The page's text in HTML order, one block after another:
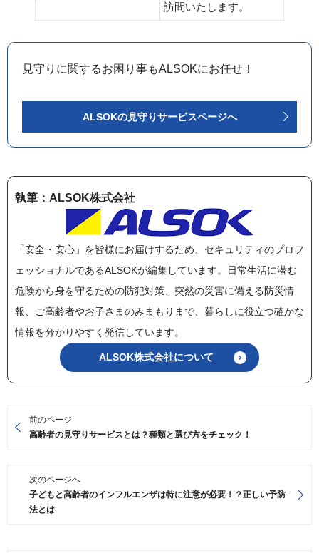
訪問いたします。
見守りに関するお困り事もALSOKにお任せ！
ALSOKの見守りサービスページへ
執筆：ALSOK株式会社
「安全・安心」を皆様にお届けするため、セキュリティのプロフ
ェッショナルであるALSOKが編集しています。日常生活に潜む
危険から身を守るための防犯対策、突然の災害に備える防災情
報、ご高齢者やお子さまのみまもりまで、暮らしに役立つ確かな
情報を分かりやすく発信しています。
ALSOK株式会社について
前のページ
高齢者の見守りサービスとは？種類と選び方をチェック！
次のページへ
子どもと高齢者のインフルエンザは特に注意が必要！？正しい予防
法とは